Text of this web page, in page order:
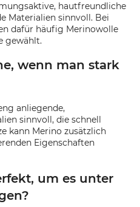
hautfreundliche
Materialien sinnvoll. Bei
dafür häufig Merinowolle
gewählt.
wenn man stark
anliegende,
sinnvoll, die schnell
kann Merino zusätzlich
Eigenschaften
um es unter